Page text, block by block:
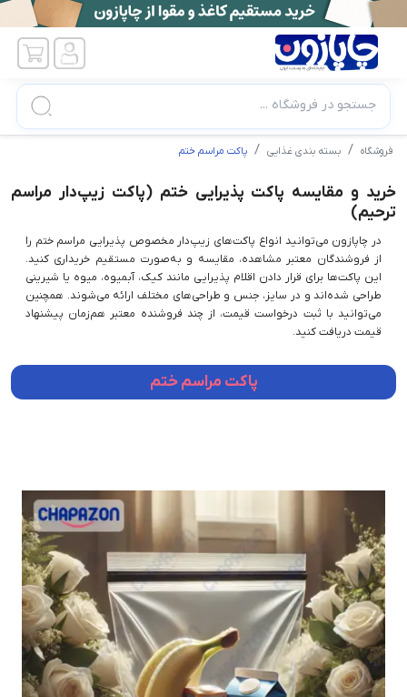
جستجو در فروشگاه ...
فروشگاه بسته بندی غذایی پاکت مراسم ختم
خرید و مقایسه پاکت پذیرایی ختم (پاکت زیپ‌دار مراسم
ترحیم)
در چاپازون می‌توانید انواع پاکت‌های زیپ‌دار مخصوص پذیرایی مراسم ختم را
از فروشندگان معتبر مشاهده، مقایسه و به‌صورت مستقیم خریداری کنید.
این پاکت‌ها برای قرار دادن اقلام پذیرایی مانند کیک، آبمیوه، میوه یا شیرینی
طراحی شده‌اند و در سایز، جنس و طراحی‌های مختلف ارائه می‌شوند. همچنین
می‌توانید با ثبت درخواست قیمت، از چند فروشنده معتبر هم‌زمان پیشنهاد
قیمت دریافت کنید.
پاکت مراسم ختم